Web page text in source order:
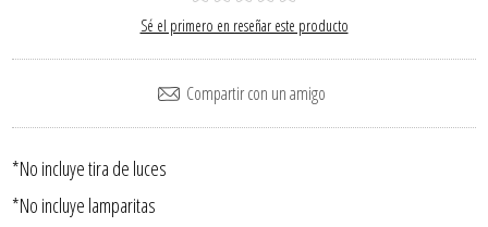
Sé el primero en reseñar este producto
*No incluye tira de luces
*No incluye lamparitas